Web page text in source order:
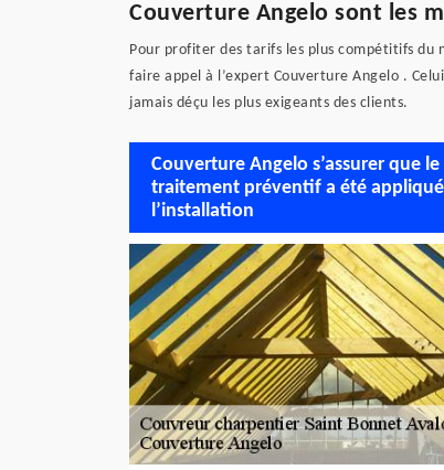
Couverture Angelo sont les
Pour profiter des tarifs les plus compétitifs du
faire appel à l’expert Couverture Angelo .
jamais déçu les plus exigeants des clients.
Couverture Angelo s’assurer que le
traitement préventif a été
l’installation